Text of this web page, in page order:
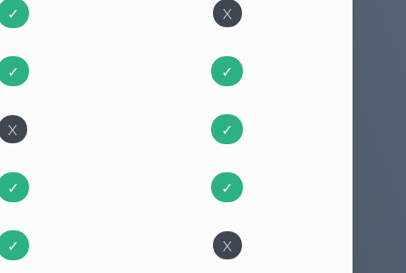
✓ X
✓ ✓
X ✓
✓ ✓
✓ X